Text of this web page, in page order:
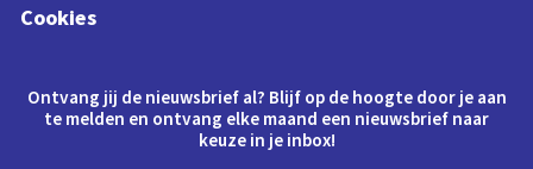
Cookies
Ontvang jij de nieuwsbrief al? Blijf op de hoogte door je aan
te melden en ontvang elke maand een nieuwsbrief naar
keuze in je inbox!